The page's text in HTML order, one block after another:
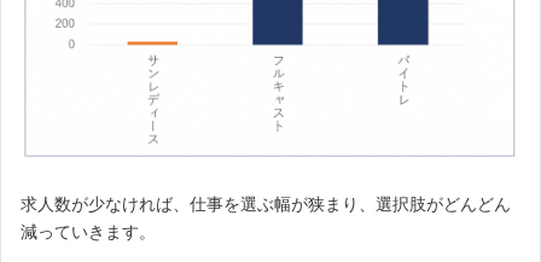
求人数が少なければ、仕事を選ぶ幅が狭まり、選択肢がどんどん
減っていきます。